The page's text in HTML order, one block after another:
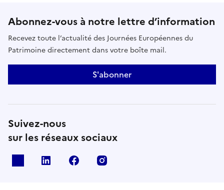
accompagne dans ce projet.Projet abouti puisque
l’entreprise Giordani pour plusieurs mois.
Abonnez-vous à notre lettre d’information
Recevez toute l’actualité des Journées Européennes du
Patrimoine directement dans votre boîte mail.
S'abonner
Suivez-nous
sur les réseaux sociaux
Linkedin Facebook